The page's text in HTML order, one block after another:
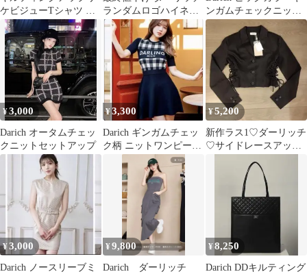
ケビジューTシャツ ダ
ーリッチ Darich SAX
ランダムロゴハイネッ
クワンピース
ンガムチェックニット
ロングワンピース F-S
¥3,000
Darich オータムチェッ
クニットセットアップ
¥3,300
Darich ギンガムチェッ
ク柄 ニットワンピース
¥5,200
新作ラス1♡ダーリッチ
♡サイドレースアップ
新品未使用タグ付き
¥3,000
Darich ノースリーブミ
¥9,800
Darich ダーリッチ
¥8,250
Darich DDキルティング